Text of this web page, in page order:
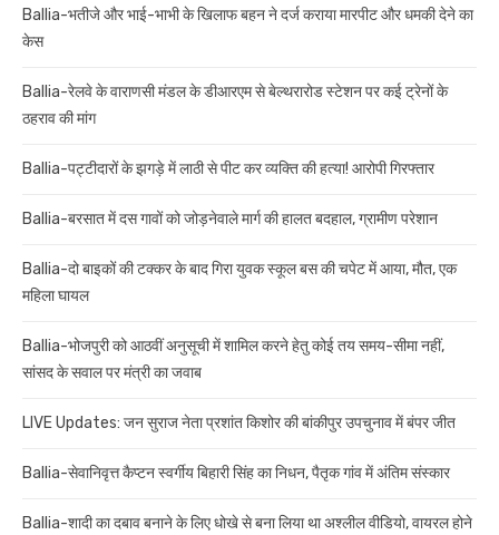
Ballia-भतीजे और भाई-भाभी के खिलाफ बहन ने दर्ज कराया मारपीट और धमकी देने का
केस
Ballia-रेलवे के वाराणसी मंडल के डीआरएम से बेल्थरारोड स्टेशन पर कई ट्रेनों के
ठहराव की मांग
Ballia-पट्टीदारों के झगड़े में लाठी से पीट कर व्यक्ति की हत्या! आरोपी गिरफ्तार
Ballia-बरसात में दस गावों को जोड़नेवाले मार्ग की हालत बदहाल, ग्रामीण परेशान
Ballia-दो बाइकों की टक्कर के बाद गिरा युवक स्कूल बस की चपेट में आया, मौत, एक
महिला घायल
Ballia-भोजपुरी को आठवीं अनुसूची में शामिल करने हेतु कोई तय समय-सीमा नहीं,
सांसद के सवाल पर मंत्री का जवाब
LIVE Updates: जन सुराज नेता प्रशांत किशोर की बांकीपुर उपचुनाव में बंपर जीत
Ballia-सेवानिवृत्त कैप्टन स्वर्गीय बिहारी सिंह का निधन, पैतृक गांव में अंतिम संस्कार
Ballia-शादी का दबाव बनाने के लिए धोखे से बना लिया था अश्लील वीडियो, वायरल होने